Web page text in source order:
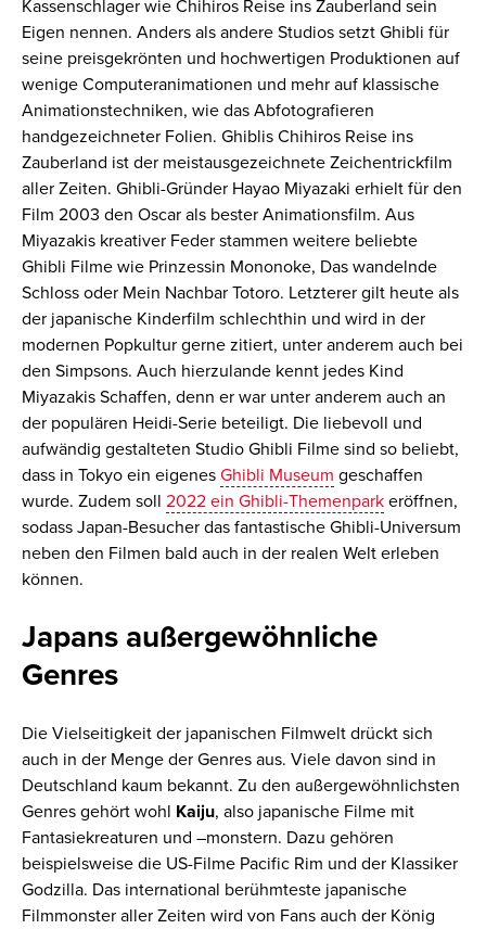
Kassenschlager wie Chihiros Reise ins Zauberland sein
Eigen nennen. Anders als andere Studios setzt Ghibli für
seine preisgekrönten und hochwertigen Produktionen auf
wenige Computeranimationen und mehr auf klassische
Animationstechniken, wie das Abfotografieren
handgezeichneter Folien. Ghiblis Chihiros Reise ins
Zauberland ist der meistausgezeichnete Zeichentrickfilm
aller Zeiten. Ghibli-Gründer Hayao Miyazaki erhielt für den
Film 2003 den Oscar als bester Animationsfilm. Aus
Miyazakis kreativer Feder stammen weitere beliebte
Ghibli Filme wie Prinzessin Mononoke, Das wandelnde
Schlossoder Mein Nachbar Totoro. Letzterer gilt heute als
der japanische Kinderfilm schlechthin und wird in der
modernen Popkultur gerne zitiert, unter anderem auch bei
den Simpsons. Auch hierzulande kennt jedes Kind
Miyazakis Schaffen, denn er war unter anderem auch an
der populären Heidi-Serie beteiligt. Die liebevoll und
aufwändig gestalteten Studio Ghibli Filme sind so beliebt,
dass in Tokyo ein eigenes Ghibli Museum geschaffen
wurde. Zudem soll 2022 ein Ghibli-Themenparkeröffnen,
sodass Japan-Besucher das fantastische Ghibli-Universum
neben den Filmen bald auch in der realen Welt erleben
können.
Japans außergewöhnliche
Genres
Die Vielseitigkeit der japanischen Filmwelt drückt sich
auch in der Menge der Genres aus. Viele davon sind in
Deutschland kaum bekannt. Zu den außergewöhnlichsten
Genres gehört wohl Kaiju, also japanische Filme mit
Fantasiekreaturen und –monstern. Dazu gehören
beispielsweise die US-FilmePacific Rim und der Klassiker
Godzilla. Das international berühmteste japanische
Filmmonster aller Zeiten wird von Fans auch der König